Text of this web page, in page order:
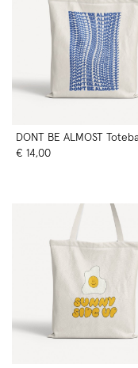
DONT BE ALMOST
€ 14,00